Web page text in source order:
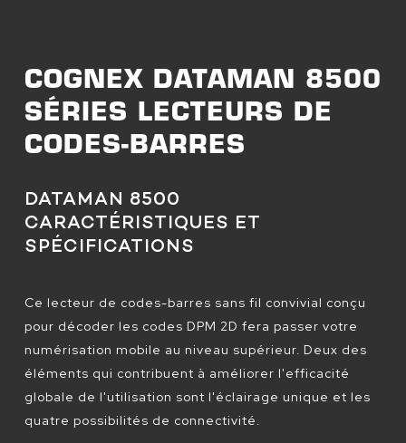
DATAMAN 8500
CARACTÉRISTIQUES ET
SPÉCIFICATIONS
COGNEX DATAMAN 8500
SÉRIES LECTEURS DE
CODES-BARRES
Ce lecteur de codes-barres sans fil convivial conçu
pour décoder les codes DPM 2D fera passer votre
numérisation mobile au niveau supérieur. Deux des
éléments qui contribuent à améliorer l'efficacité
globale de l'utilisation sont l'éclairage unique et les
quatre possibilités de connectivité.